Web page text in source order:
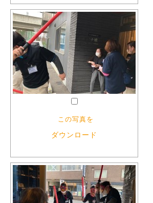
この写真を
ダウンロード